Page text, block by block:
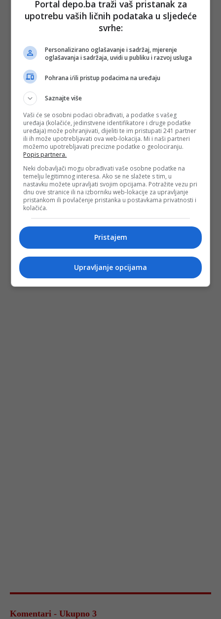
Komentari - Ukupno 3
Portal depo.ba traži vaš pristanak za
upotrebu vaših ličnih podataka u sljedeće
svrhe:
Personalizirano oglašavanje i sadržaj, mjerenje
oglašavanja i sadržaja, uvidi u publiku i razvoj usluga
Pohrana i/ili pristup podacima na uređaju
Saznajte više
Vaši će se osobni podaci obrađivati, a podatke s vašeg
uređaja (kolačiće, jedinstvene identifikatore i druge podatke
uređaja) može pohranjivati, dijeliti te im pristupati 241 partner
ili ih može upotrebljavati ova web-lokacija. Mi i naši partneri
možemo upotrebljavati precizne podatke o geolociranju.
Popis partnera.
Neki dobavljači mogu obrađivati vaše osobne podatke na
temelju legitimnog interesa. Ako se ne slažete s tim, u
nastavku možete upravljati svojim opcijama. Potražite vezu pri
dnu ove stranice ili na izborniku web-lokacije za upravljanje
pristankom ili povlačenje pristanka u postavkama privatnosti i
kolačića.
Pristajem
Upravljanje opcijama